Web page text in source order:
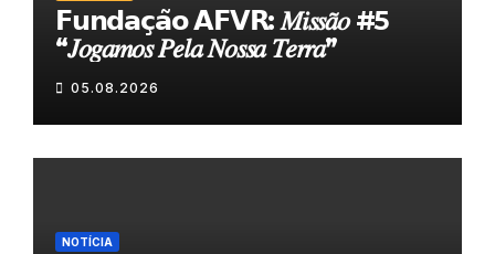
𝗙𝘂𝗻𝗱𝗮𝗰̧𝗮̃𝗼 𝗔𝗙𝗩𝗥: 𝑀𝑖𝑠𝑠𝑎̃𝑜 #5
“𝐽𝑜𝑔𝑎𝑚𝑜𝑠 𝑃𝑒𝑙𝑎 𝑁𝑜𝑠𝑠𝑎 𝑇𝑒𝑟𝑟𝑎”
05.08.2026
NOTÍCIA